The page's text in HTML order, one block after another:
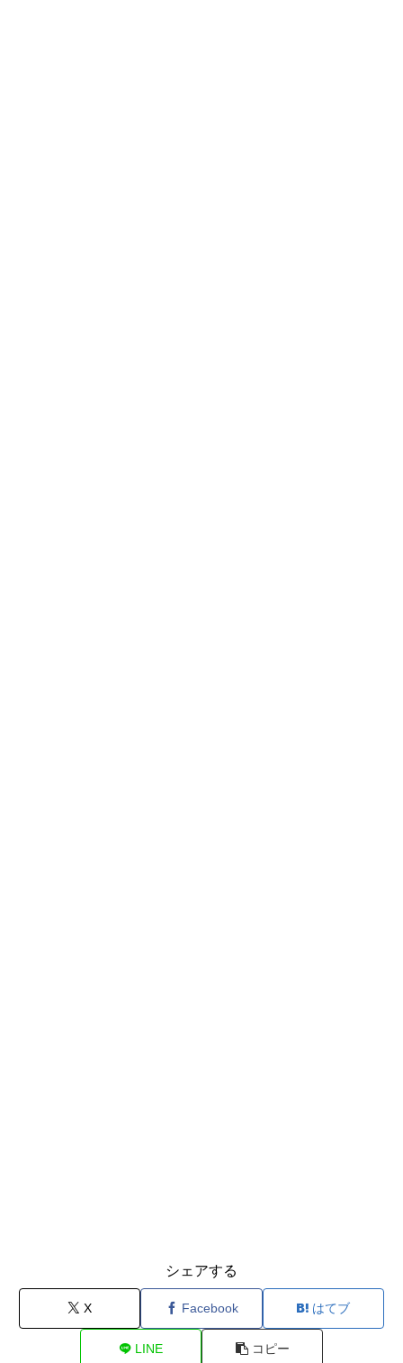
シェアする
X Facebook はてブ
LINE コピー